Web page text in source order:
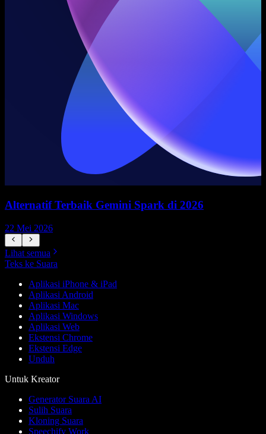
Alternatif Terbaik Gemini Spark di 2026
22 Mei 2026
Lihat semua
Teks ke Suara
Aplikasi iPhone & iPad
Aplikasi Android
Aplikasi Mac
Aplikasi Windows
Aplikasi Web
Ekstensi Chrome
Ekstensi Edge
Unduh
Untuk Kreator
Generator Suara AI
Sulih Suara
Kloning Suara
Speechify Work